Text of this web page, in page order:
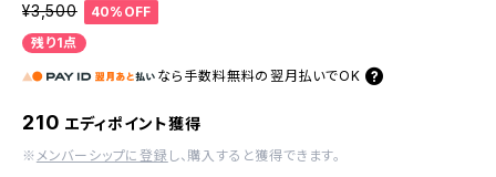
¥3,500
40%OFF
残り1点
なら 手数料無料の 翌月払いでOK
210 エディポイント獲得
※ メンバーシップに登録 し、購入すると獲得できます。